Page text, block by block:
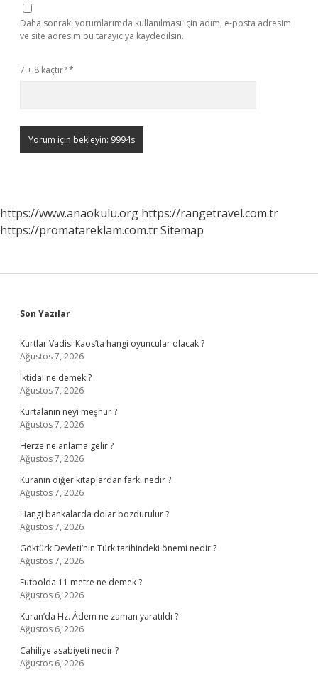
Daha sonraki yorumlarımda kullanılması için adım, e-posta adresim
ve site adresim bu tarayıcıya kaydedilsin.
7 + 8 kaçtır?*
https://www.anaokulu.org https://rangetravel.com.tr
https://promatareklam.com.trSitemap
Sidebar
Son Yazılar
Kurtlar Vadisi Kaos’ta hangi oyuncular olacak ?
Ağustos 7, 2026
Iktidal ne demek ?
Ağustos 7, 2026
Kurtalanın neyi meşhur ?
Ağustos 7, 2026
Herze ne anlama gelir ?
Ağustos 7, 2026
Kuranın diğer kitaplardan farkı nedir ?
Ağustos 7, 2026
Hangi bankalarda dolar bozdurulur ?
Ağustos 7, 2026
Göktürk Devleti’nin Türk tarihindeki önemi nedir ?
Ağustos 7, 2026
Futbolda 11 metre ne demek ?
Ağustos 6, 2026
Kuran’da Hz. Âdem ne zaman yaratıldı ?
Ağustos 6, 2026
Cahiliye asabiyeti nedir ?
Ağustos 6, 2026